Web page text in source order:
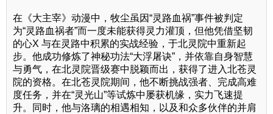
在《大主宰》动漫中，牧尘虽因“灵路血祸”事件被判定
为“灵路血祸者”而一度未能获得灵力灌顶，但他凭借坚韧
的心X 与在灵路中积累的实战经验，于北灵院中重新起
步。他成功修炼了神秘功法“大浮屠诀”，并依靠自身智慧
与勇气，在北灵院晋级赛中脱颖而出，获得了进入北苍灵
院的资格。在北苍灵院期间，他不断挑战强者、完成高难
度任务，并在“灵光山”等试炼中屡获机缘，实力飞速提
升。同时，他与洛璃的相遇相知，以及和众多伙伴的并肩